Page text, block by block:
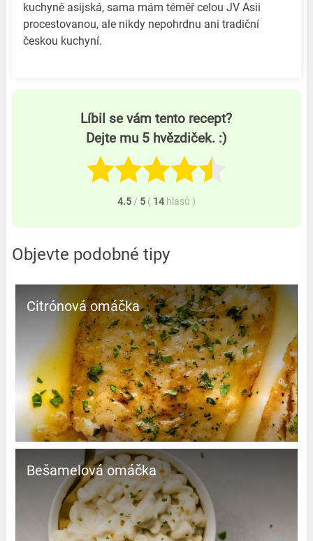
kuchyně asijská, sama mám téměř celou JV Asii
procestovanou, ale nikdy nepohrdnu ani tradiční
českou kuchyní.
Líbil se vám tento recept?
Dejte mu 5 hvězdiček. :)
4.5 / 5 ( 14 hlasů )
Objevte podobné tipy
Citrónová omáčka
Bešamelová omáčka